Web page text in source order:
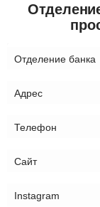
Отделение банка
Адрес
Телефон
Сайт
Instagram